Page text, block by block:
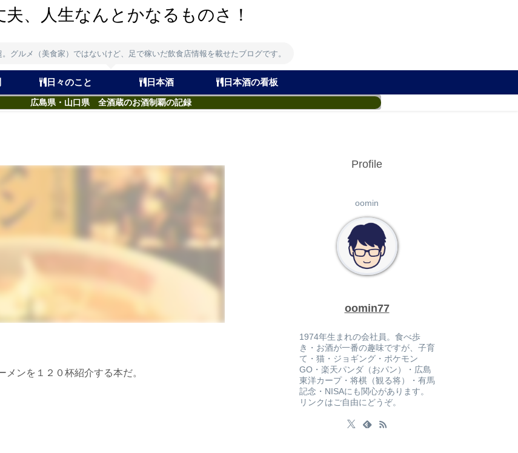
夫、人生なんとかなるものさ！
グルメ（美食家）ではないけど、足で稼いだ飲食店情報を載せたブログです。
日々のこと 日本酒 日本酒の看板
広島県・山口県 全酒蔵のお酒制覇の記録
ンを１２０杯紹介する本だ。
Profile
oomin
oomin77
1974年生まれの会社員。食べ歩
き・お酒が一番の趣味ですが、子育
て・猫・ジョギング・ポケモン
GO・楽天パンダ（おパン）・広島
東洋カープ・将棋（観る将）・有馬
記念・NISAにも関心があります。
リンクはご自由にどうぞ。